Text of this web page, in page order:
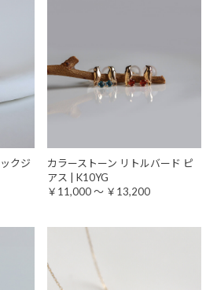
クジ
カラーストーン リトルバード ピ
アス | K10YG
￥11,000 ～ ￥13,200